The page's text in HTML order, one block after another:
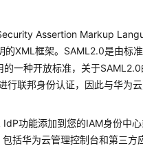
Assertion Markup
的XML框架。SAML2.0是由标
一种开放标准，关于SAML2.0
行联邦身份认证，因此与华为
IdP功能添加到您的IAM身份中
括华为云管理控制台和第三